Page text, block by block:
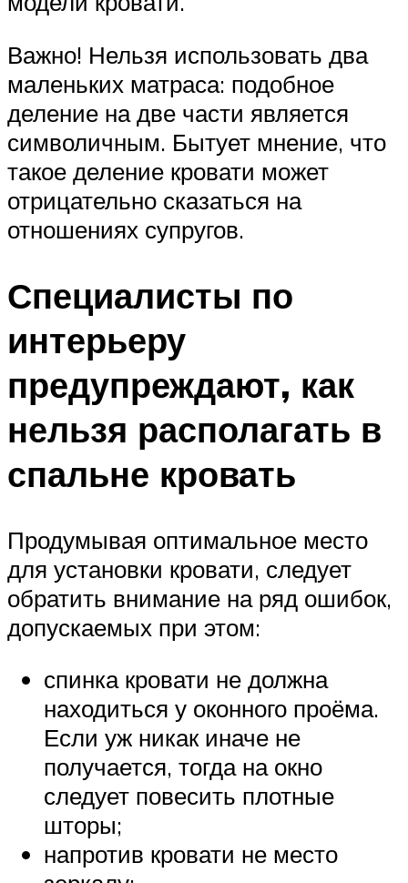
Важно! Нельзя использовать два
маленьких матраса: подобное
деление на две части является
символичным. Бытует мнение, что
такое деление кровати может
отрицательно сказаться на
отношениях супругов.
Специалисты по
интерьеру
предупреждают, как
нельзя располагать в
спальне кровать
Продумывая оптимальное место
для установки кровати, следует
обратить внимание на ряд ошибок,
допускаемых при этом:
спинка кровати не должна
находиться у оконного проёма.
Если уж никак иначе не
получается, тогда на окно
следует повесить плотные
шторы;
напротив кровати не место